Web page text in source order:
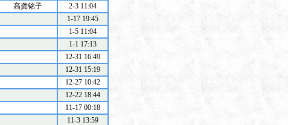
高龚铭子
2-3 11:04
1-17 19:45
1-5 11:04
1-1 17:13
12-31 16:49
12-31 15:19
12-27 10:42
12-22 18:44
11-17 00:18
11-3 13:59